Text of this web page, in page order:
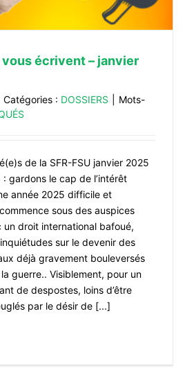
écrivent – janvier
Catégories : DOSSIERS
Mots-
de la SFR-FSU janvier 2025
gardons le cap de l’intérêt
année 2025 difficile et
sous des auspices
droit international bafoué,
sur le devenir des
déjà gravement bouleversés
guerre.. Visiblement, pour un
de despostes, loins d’être
par le désir de [...]